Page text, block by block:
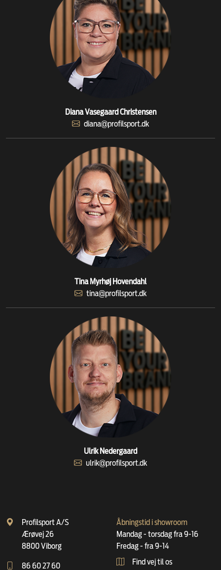
Diana Vasegaard Christensen
diana@profilsport.dk
Tina Myrhøj Hovendahl
tina@profilsport.dk
Ulrik Nedergaard
ulrik@profilsport.dk
Profilsport A/S
Ærøvej 26
8800 Viborg
86 60 27 60
Åbningstid i showroom
Mandag - torsdag fra 9-16
Fredag - fra 9-14
Find vej til os